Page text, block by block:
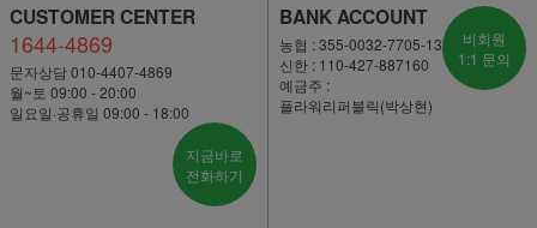
CUSTOMER CENTER
1644-4869
문자상담 010-4407-4869
월~토 09:00 - 20:00
일요일·공휴일 09:00 - 18:00
지금바로
전화하기
BANK ACCOUNT
농협 : 355-0032-7705-13
신한 : 110-427-887160
예금주 :
플라워리퍼블릭(박상현)
비회원
1:1 문의